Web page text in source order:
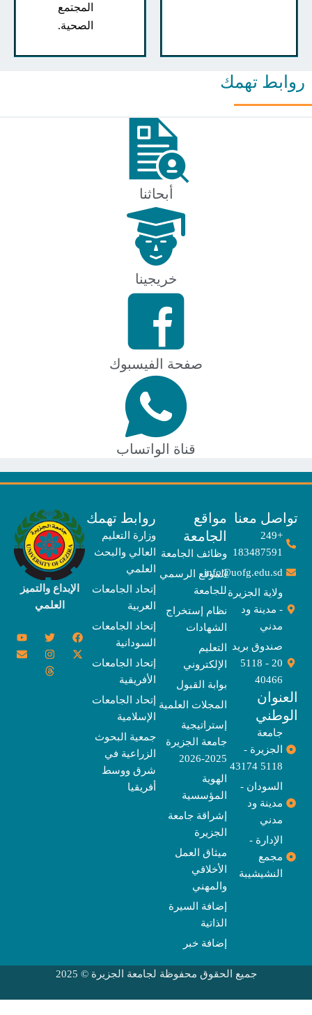
المجتمع
الصحية.
تهمك
أبحاثنا
خريجينا
صفحة الفيسبوك
قناة الواتساب
معنا
183487591
info@uofg.edu.sd
ولاية الجزيرة
- مدينة ود
صندوق بريد
20 - 5118
الجزيرة -
السودان -
مدينة ود
الإدارة -
مجمع
النشيشيبة
مواقع
الجامعة
وظائف الجامعة
الموقع الرسمي
للجامعة
نظام إستخراج
الشهادات
التعليم
الإلكتروني
بوابة القبول
المجلات العلمية
إستراتيجية
جامعة الجزيرة
المؤسسية
إشراقة جامعة
الجزيرة
ميثاق العمل
الأخلاقي
والمهني
إضافة السيرة
إضافة خبر
روابط تهمك
وزارة التعليم
العالي والبحث
إتحاد الجامعات
العربية
إتحاد الجامعات
السودانية
إتحاد الجامعات
الأفريقية
إتحاد الجامعات
الإسلامية
جمعية البحوث
الزراعية في
شرق ووسط
الإبداع والتميز
c
e
o
T
w
i
Y
o
u
t
u
t
w
t
I
n
s
E
n
v
e
l
T
h
r
جميع الحقوق محفوظة لجامعة الجزيرة © 2025